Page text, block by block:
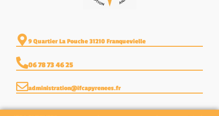
9 Quartier La Pouche 31210 Franquevielle
06 78 73 46 25
administration@ifcapyrenees.fr